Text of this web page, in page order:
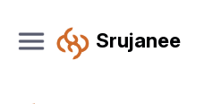
Srujanee